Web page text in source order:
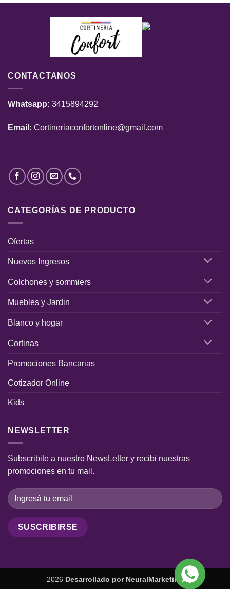
CONTACTANOS
Whatsapp: 3415894292
Email: Cortineriaconfortonline@gmail.com
CATEGORÍAS DE PRODUCTO
Ofertas
Nuevos Ingresos
Colchones y sommiers
Muebles y Jardin
Blanco y hogar
Cortinas
Promociones Bancarias
Cotizador Online
Kids
NEWSLETTER
Subscribite a nuestro NewsLetter y recibi nuestras
promociones en tu mail.
2026 Desarrollado por NeuralMarketing